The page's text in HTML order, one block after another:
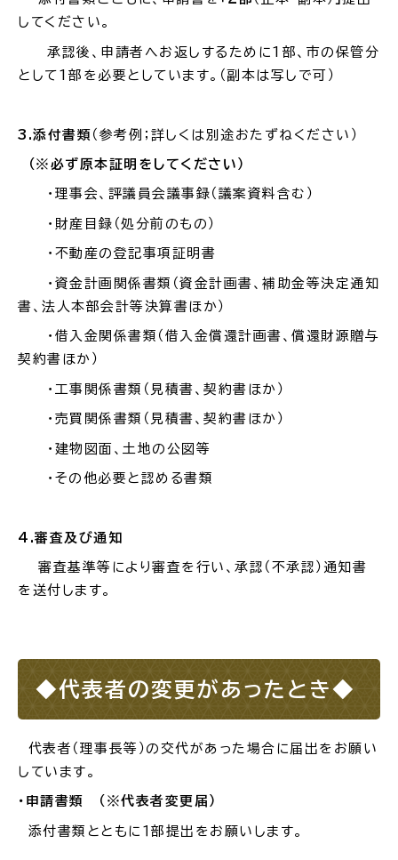
してください。
承認後、申請者へお返しするために 1 部、市の保管分
として 1 部を必要としています。（副本は写しで可）
3.添付書類 （参考例；詳しくは別途おたずねください）
（※必ず 原本証明 をしてください）
・理事会、評議員会議事録（議案資料含む）
・財産目録（処分前のもの）
・不動産の登記事項証明書
・ 資金計画関係書類（資金計画書、補助金等決定通知
書、法人本部会計等決算書ほか）
・ 借入金関係書類（借入金償還計画書、 償還財源贈与
契約書ほか）
・工事関係書類（見積書、契約書ほか）
・売買関係書類（見積書、契約書ほか）
・建物図面、土地の公図等
・その他必要と認める書類
4.審査及び通知
審査基準等により審査を行い、承認（不承認）通知書
を送付します。
◆代表者の変更があったとき◆
代表者（理事長等）の交代があった場合に届出をお願い
しています。
・申請書類 （※代表者変更届）
添付書類とともに１部提出をお願いします。